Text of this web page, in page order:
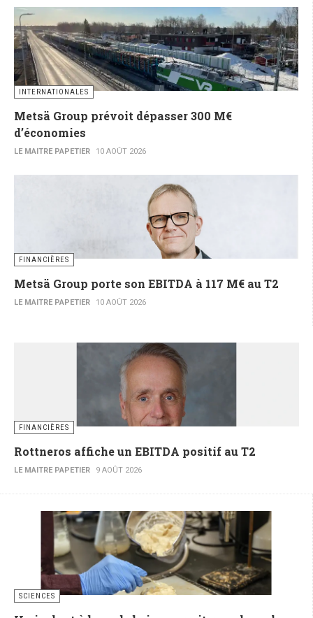
INTERNATIONALES
Metsä Group prévoit dépasser 300 M€
d’économies
LE MAITRE PAPETIER 10 AOÛT 2026
FINANCIÈRES
Metsä Group porte son EBITDA à 117 M€ au T2
LE MAITRE PAPETIER 10 AOÛT 2026
FINANCIÈRES
Rottneros affiche un EBITDA positif au T2
LE MAITRE PAPETIER 9 AOÛT 2026
SCIENCES